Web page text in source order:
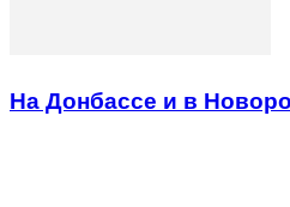
На Донбассе и в